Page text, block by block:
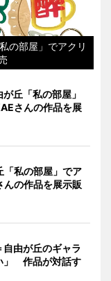
の部屋」でアクリ
丘「私の部屋」
さんの作品を展
「私の部屋」でア
んの作品を展示販
自由が丘のギャラ
」 作品が対話す